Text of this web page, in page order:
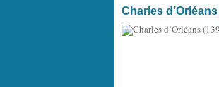
Charles